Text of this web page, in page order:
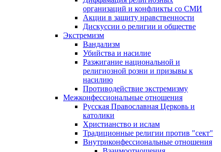
организаций и конфликты со СМИ
Акции в защиту нравственности
Дискуссии о религии и обществе
Экстремизм
Вандализм
Убийства и насилие
Разжигание национальной и
религиозной розни и призывы к
насилию
Противодействие экстремизму
Межконфессиональные отношения
Русская Православная Церковь и
католики
Христианство и ислам
Традиционные религии против "сект"
Внутриконфессиональные отношения